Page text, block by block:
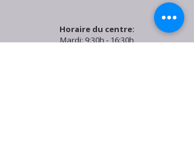
Horaire du centre:
Mardi: 9:30h - 16:30h